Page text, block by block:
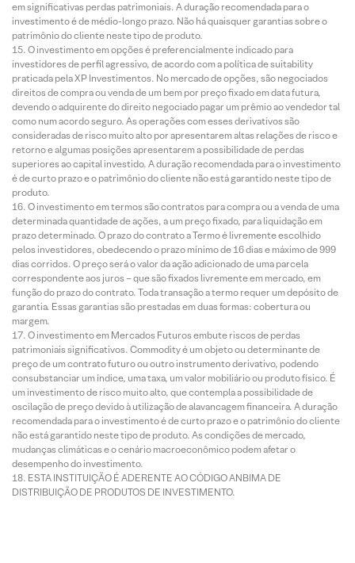
em significativas perdas patrimoniais. A duração recomendada para o
investimento é de médio-longo prazo. Não há quaisquer garantias sobre o
patrimônio do cliente neste tipo de produto.
O investimento em opções é preferencialmente indicado para
investidores de perfil agressivo, de acordo com a política de suitability
praticada pela XP Investimentos. No mercado de opções, são negociados
direitos de compra ou venda de um bem por preço fixado em data futura,
devendo o adquirente do direito negociado pagar um prêmio ao vendedor tal
como num acordo seguro. As operações com esses derivativos são
consideradas de risco muito alto por apresentarem altas relações de risco e
retorno e algumas posições apresentarem a possibilidade de perdas
superiores ao capital investido. A duração recomendada para o investimento
é de curto prazo e o patrimônio do cliente não está garantido neste tipo de
produto.
O investimento em termos são contratos para compra ou a venda de uma
determinada quantidade de ações, a um preço fixado, para liquidação em
prazo determinado. O prazo do contrato a Termo é livremente escolhido
pelos investidores, obedecendo o prazo mínimo de 16 dias e máximo de 999
dias corridos. O preço será o valor da ação adicionado de uma parcela
correspondente aos juros – que são fixados livremente em mercado, em
função do prazo do contrato. Toda transação a termo requer um depósito de
garantia. Essas garantias são prestadas em duas formas: cobertura ou
margem.
O investimento em Mercados Futuros embute riscos de perdas
patrimoniais significativos. Commodity é um objeto ou determinante de
preço de um contrato futuro ou outro instrumento derivativo, podendo
consubstanciar um índice, uma taxa, um valor mobiliário ou produto físico. É
um investimento de risco muito alto, que contempla a possibilidade de
oscilação de preço devido à utilização de alavancagem financeira. A duração
recomendada para o investimento é de curto prazo e o patrimônio do cliente
não está garantido neste tipo de produto. As condições de mercado,
mudanças climáticas e o cenário macroeconômico podem afetar o
desempenho do investimento.
ESTA INSTITUIÇÃO É ADERENTE AO CÓDIGO ANBIMA DE
DISTRIBUIÇÃO DE PRODUTOS DE INVESTIMENTO.